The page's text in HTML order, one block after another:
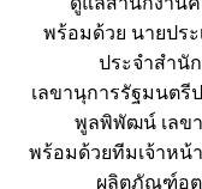
พร้อมด้วย นายปร
ประจำสำนั
เลขานุการรัฐมนต
พูลพิพัฒน์ เลข
พร้อมด้วยทีมเจ้าหน้
ผลิตภัณฑ์อุต